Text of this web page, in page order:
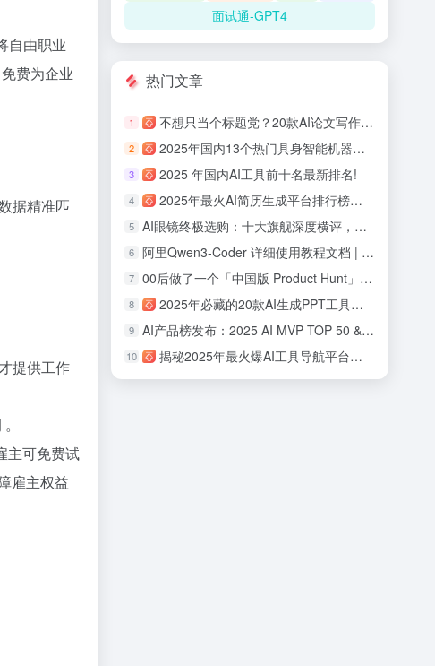
自由职业
费为企业
据精准匹
提供工作
主可免费试
雇主权益
面试通-GPT4
热门文章
1 不想只当个标题党？20款AI论文写作工具评测！
2 2025年国内13个热门具身智能机器人公司盘点！
3 2025 年国内AI工具前十名最新排名!
4 2025年最火AI简历生成平台排行榜：助力职场人面试率提升700%！
5 AI眼镜终极选购：十大旗舰深度横评，哪款最适合你！
6 阿里Qwen3-Coder 详细使用教程文档 | 快速上手体验
7 00后做了一个「中国版 Product Hunt」：观猹能重建AI产品的信任机制吗？
8 2025年必藏的20款AI生成PPT工具：从零基础到专业级，效率提升 10 倍的秘密！
9 AI产品榜发布：2025 AI MVP TOP 50 & 中国AI潜力企业TOP50！
10 揭秘2025年最火爆AI工具导航平台排行榜前十，绝对不能错过！